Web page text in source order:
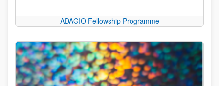
ADAGIO Fellowship Programme